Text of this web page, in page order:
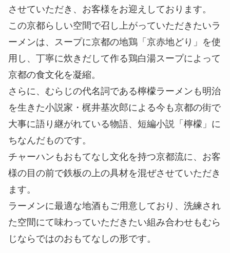
させていただき、お客様をお迎えしております。
この京都らしい空間で召し上がっていただきたいラ
ーメンは、スープに京都の地鶏「京赤地どり」を使
用し、丁寧に炊きだして作る鶏白湯スープによって
京都の食文化を凝縮。
さらに、むらじの代名詞である檸檬ラーメンも明治
を生きた小説家・梶井基次郎による今も京都の街で
大事に語り継がれている物語、短編小説「檸檬」に
ちなんだものです。
チャーハンもおもてなし文化を持つ京都流に、お客
様の目の前で鉄板の上の具材を混ぜさせていただき
ます。
ラーメンに最適な地酒もご用意しており、洗練され
た空間にて味わっていただきたい組み合わせもむら
じならではのおもてなしの形です。